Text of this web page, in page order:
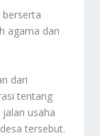
berserta
agama dan
dari
tentang
usaha
tersebut.